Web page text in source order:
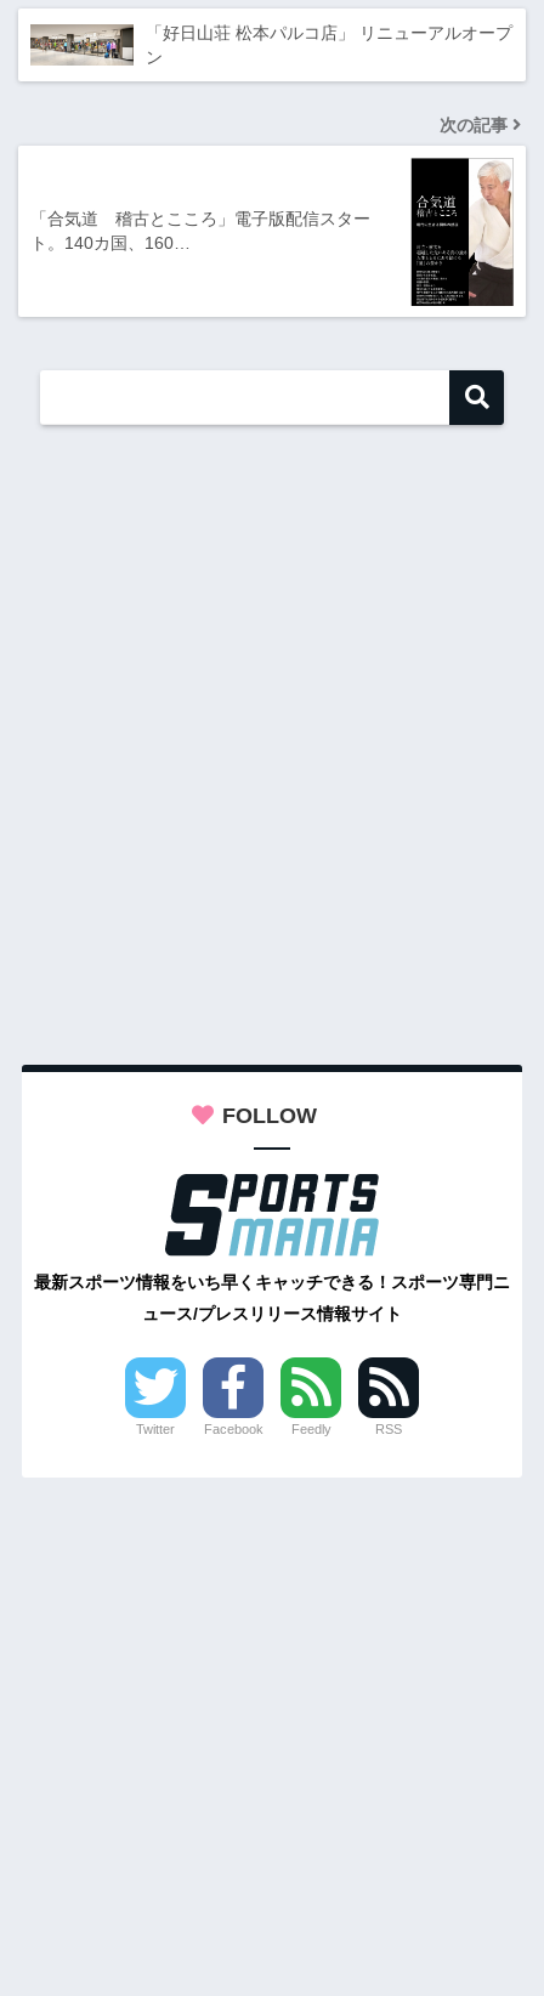
「好日山荘 松本パルコ店」 リニューアルオープ
ン
次の記事
「合気道 稽古とこころ」電子版配信スター
ト。140カ国、160…
FOLLOW
最新スポーツ情報をいち早くキャッチできる！スポーツ専門ニ
ュース/プレスリリース情報サイト
Twitter Facebook Feedly RSS